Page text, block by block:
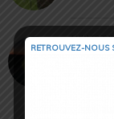
14 JANVIER 2021
RETROUVEZ-NOUS